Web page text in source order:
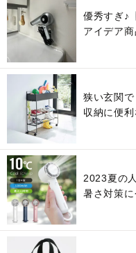
優秀すぎ♪
アイデア
狭い玄関
収納に便
2023夏の
暑さ対策に